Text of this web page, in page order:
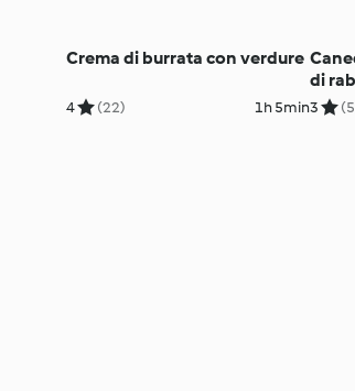
Crema di burrata con verdure
4 (22) 1h 5min
di
3